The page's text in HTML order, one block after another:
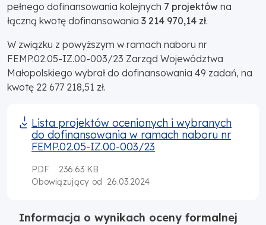
pełnego dofinansowania kolejnych 7 projektów na
łączną kwotę dofinansowania 3 214 970,14 zł.
W związku z powyższym w ramach naboru nr
FEMP.02.05-IZ.00-003/23 Zarząd Województwa
Małopolskiego wybrał do dofinansowania 49 zadań, na
kwotę 22 677 218,51 zł.
Lista projektów ocenionych i wybranych
do dofinansowania w ramach naboru nr
FEMP.02.05-IZ.00-003/23
PDF
236.63 KB
Obowiązujący od 26.03.2024
Informacja o wynikach oceny formalnej